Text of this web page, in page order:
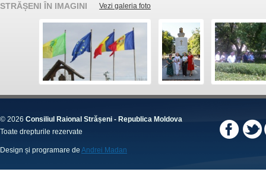
STRĂȘENI ÎN IMAGINI Vezi galeria foto
© 2026 Consiliul Raional Strășeni - Republica Moldova
Toate drepturile rezervate
Design și programare de Andrei Madan